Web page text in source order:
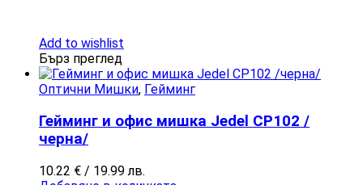
Add to wishlist
Бърз преглед
Оптични Мишки, Гейминг
Гейминг и офис мишка Jedel CP102 /
черна/
10.22 € / 19.99 лв.